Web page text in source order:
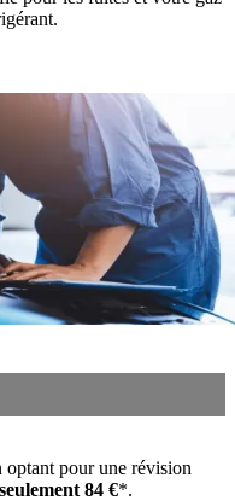
optant pour une révision
seulement 84 €*.